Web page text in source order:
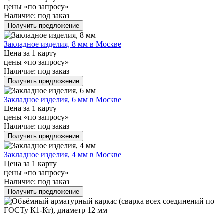
цены «по запросу»
Наличие: под заказ
Получить предложение
Закладное изделия, 8 мм в Москве
Цена за 1 карту
цены «по запросу»
Наличие: под заказ
Получить предложение
Закладное изделия, 6 мм в Москве
Цена за 1 карту
цены «по запросу»
Наличие: под заказ
Получить предложение
Закладное изделия, 4 мм в Москве
Цена за 1 карту
цены «по запросу»
Наличие: под заказ
Получить предложение